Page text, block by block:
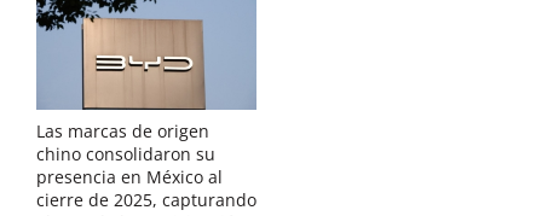
Las marcas de origen
chino consolidaron su
presencia en México al
cierre de 2025, capturando